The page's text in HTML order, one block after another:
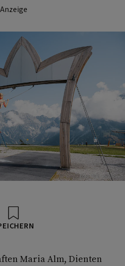
Anzeige
Foto: TVB Hochkönig
Maria Alm, Dienten